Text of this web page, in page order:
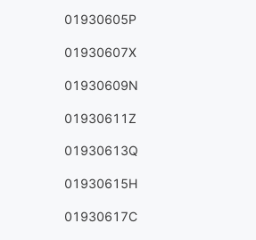
01930605P
01930607X
01930609N
01930611Z
01930613Q
01930615H
01930617C